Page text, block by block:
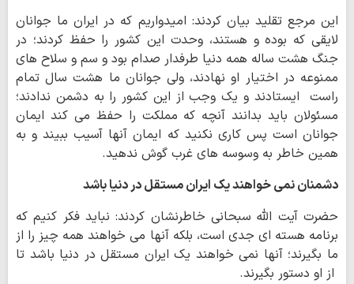
این مرجع تقلید بیان کردند: امیدواریم که در ایران ما جوانان
لایقی که بوده و هستند، وحدت این کشور را حفظ کردند؛ در
جنگ هشت ساله همه دنیا طرفدار صدام بود و سم و سلاح های
ممنوعه در اختیار او نهادند، ولی جوانان ما هشت سال تمام
راست ایستادند و یک وجب از این کشور را به دشمن ندادند؛
مسئولان باید بدانند آنچه که مملکت را حفظ می کند ایمان
جوانان است پس کاری نکنید که ایمان آنها آسیب ببیند و به
همین خاطر به وسوسه های غرب گوش ندهید.
دشمنان نمی خواهند یک ایران مستقل در دنیا باشد
حضرت آیت الله سبحانی خاطرنشان کردند: نباید فکر کنیم که
برنامه هسته ای جدی است، بلکه آنها می خواهند همه چیز را از
ما بگیرند؛ آنها نمی خواهند یک ایران مستقل در دنیا باشد تا
از او دستور بگیرند.